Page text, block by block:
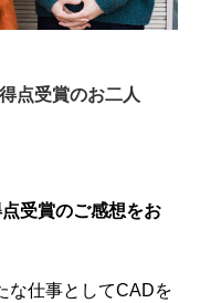
点受賞のお二人
受賞のご感想をお
な仕事としてCADを